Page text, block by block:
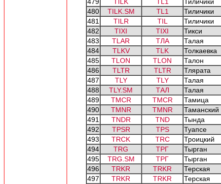
480
TILK.SM TL1
Тиличики
481
TILR TIL
Тиличики
482
TIXI TIXI
Тикси
483
TLAR ТЛА
Талая
484
TLKV TLK
Толкаевка
485
TLON TLON
Талон
486
TLTR TLTR
Тлярата
487
TLY TLY
Талая
488
TLY.SM ТАЛ
Талая
489
TMCR TMCR
Тамица
490
TMNR TMNR
Таманский
491
TNDR TND
Тында
492
TPSR TPS
Туапсе
493
TRCK TRC
Троицкий
494
TRG ТРГ
Тырган
495
TRG.SM ТРГ
Тырган
496
TRKR TRKR
Терская
497
TRKR TRKR
Терская